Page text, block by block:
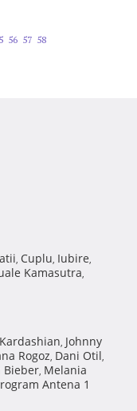
56 57 58
, Cuplu, Iubire,
Kamasutra,
, Johnny
Rogoz, Dani Otil,
Bieber, Melania
Antena 1